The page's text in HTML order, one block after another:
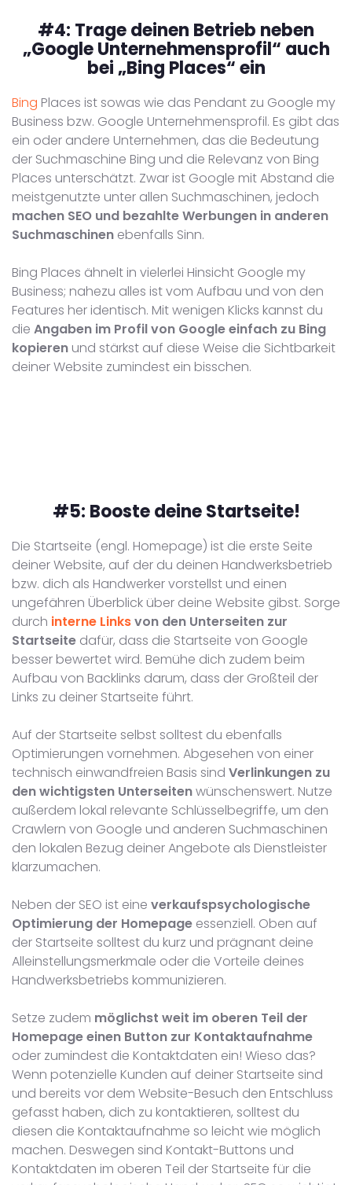
#4: Trage deinen Betrieb neben
„Google Unternehmensprofil“ auch
bei „Bing Places“ ein
Bing Places ist sowas wie das Pendant zu Google my
Business bzw. Google Unternehmensprofil. Es gibt das
ein oder andere Unternehmen, das die Bedeutung
der Suchmaschine Bing und die Relevanz von Bing
Places unterschätzt. Zwar ist Google mit Abstand die
meistgenutzte unter allen Suchmaschinen, jedoch
machen SEO und bezahlte Werbungen in anderen
Suchmaschinen ebenfalls Sinn.
Bing Places ähnelt in vielerlei Hinsicht Google my
Business; nahezu alles ist vom Aufbau und von den
Features her identisch. Mit wenigen Klicks kannst du
die Angaben im Profil von Google einfach zu Bing
kopieren und stärkst auf diese Weise die Sichtbarkeit
deiner Website zumindest ein bisschen.
#5: Booste deine Startseite!
Die Startseite (engl. Homepage) ist die erste Seite
deiner Website, auf der du deinen Handwerksbetrieb
bzw. dich als Handwerker vorstellst und einen
ungefähren Überblick über deine Website gibst. Sorge
durch interne Linksvon den Unterseiten zur
Startseite dafür, dass die Startseite von Google
besser bewertet wird. Bemühe dich zudem beim
Aufbau von Backlinks darum, dass der Großteil der
Links zu deiner Startseite führt.
Auf der Startseite selbst solltest du ebenfalls
Optimierungen vornehmen. Abgesehen von einer
technisch einwandfreien Basis sind Verlinkungen zu
den wichtigsten Unterseitenwünschenswert. Nutze
außerdem lokal relevante Schlüsselbegriffe, um den
Crawlern von Google und anderen Suchmaschinen
den lokalen Bezug deiner Angebote als Dienstleister
klarzumachen.
Neben der SEO ist eine verkaufspsychologische
Optimierung der Homepage essenziell. Oben auf
der Startseite solltest du kurz und prägnant deine
Alleinstellungsmerkmale oder die Vorteile deines
Handwerksbetriebs kommunizieren.
Setze zudem möglichst weit im oberen Teil der
Homepage einen Button zur Kontaktaufnahme
oder zumindest die Kontaktdaten ein! Wieso das?
Wenn potenzielle Kunden auf deiner Startseite sind
und bereits vor dem Website-Besuch den Entschluss
gefasst haben, dich zu kontaktieren, solltest du
diesen die Kontaktaufnahme so leicht wie möglich
machen. Deswegen sind Kontakt-Buttons und
Kontaktdaten im oberen Teil der Startseite für die